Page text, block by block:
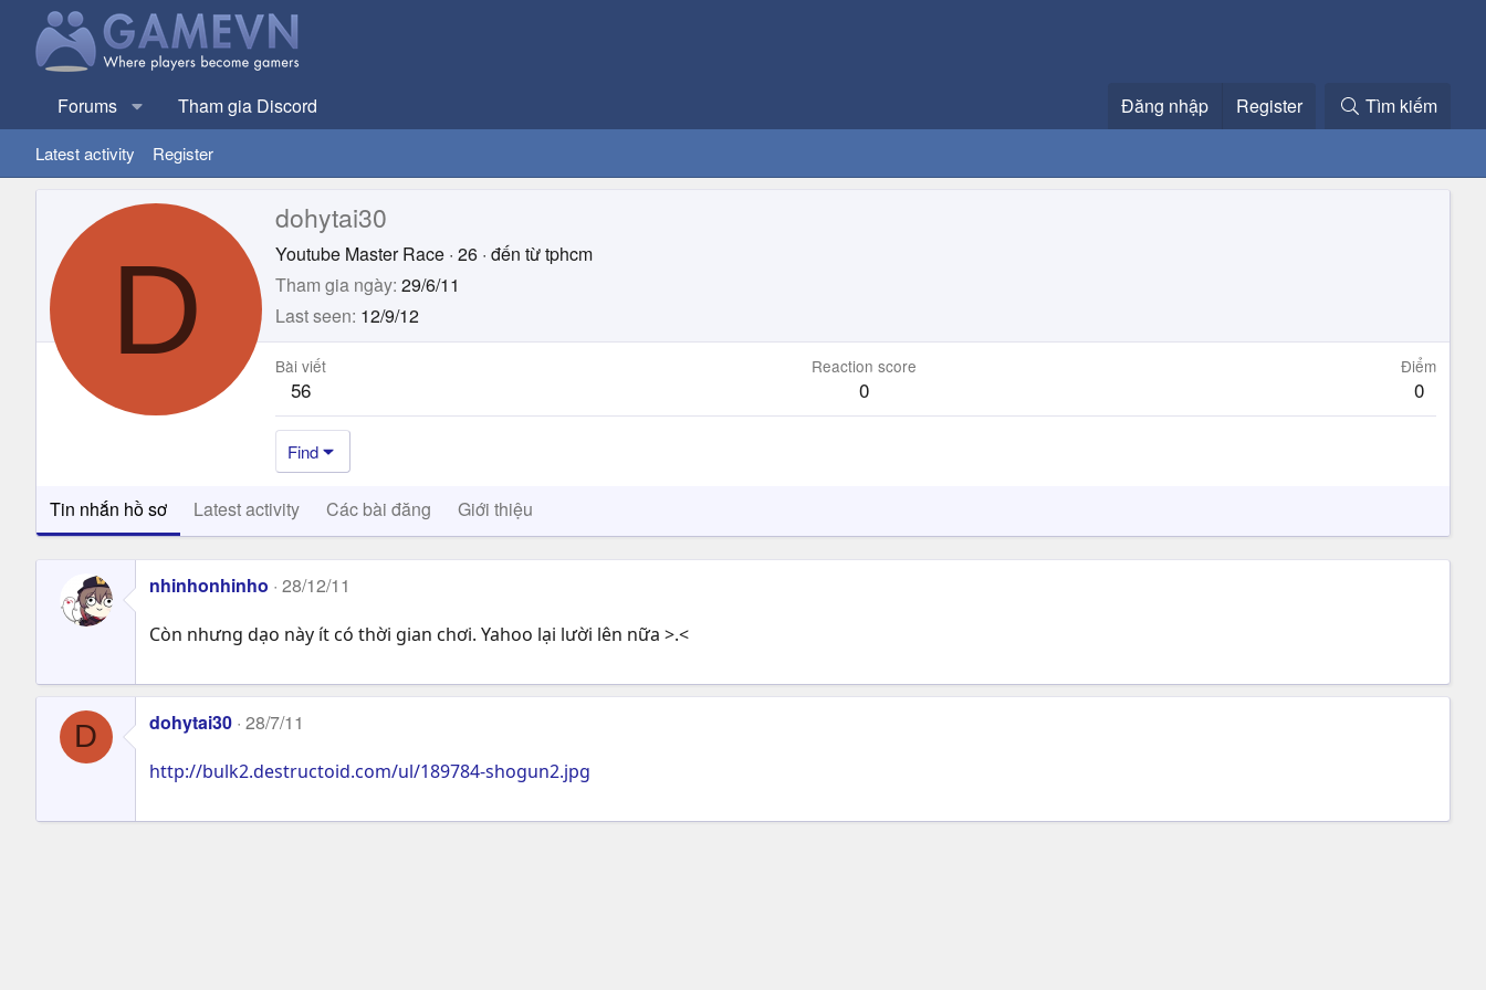
Forums Tham gia Discord Đăng nhập Register Tìm kiếm
Latest activity Register
D
dohytai30
Youtube Master Race · 26 · đến từtphcm
Tham gia ngày 29/6/11
Last seen 12/9/12
Bài viết
56
Reaction score
0
Điểm
0
Find
Tin nhắn hồ sơ Latest activity Các bài đăng Giới thiệu
nhinhonhinho 28/12/11
Còn nhưng dạo này ít có thời gian chơi. Yahoo lại lười lên nữa >.<
D dohytai30 28/7/11
http://bulk2.destructoid.com/ul/189784-shogun2.jpg